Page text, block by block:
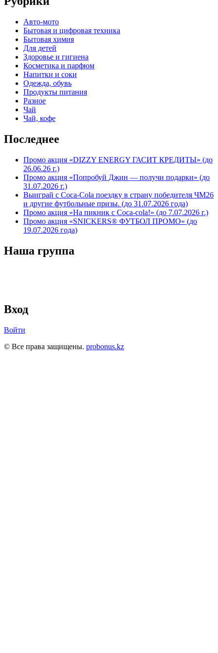
Авто-мото
Бытовая и цифровая техника
Бытовая химия
Для детей
Здоровье и гигиена
Косметика и парфюм
Напитки и соки
Одежда, обувь
Продукты питания
Разное
Чай
Чай, кофе
Последнее
Промо акция «DIZZY ENERGY ГАСИТ КРЕДИТЫ» (до
26.06.26 г.)
Промо акция «Попробуй Джин — получи подарки» (до
31.07.2026 г.)
Выиграй с Coca-Cola поездку в страну победителя ЧМ26
и другие футбольные призы. (до 31.07.2026 года)
Промо акция «На пикник с Coca-cola!» (до 7.07.2026 г.)
Промо акция «SNICKERS® ФУТБОЛ ПРОМО» (до
19.07.2026 года)
Наша группа
Вход
Войти
© Все права защищены. probonus.kz